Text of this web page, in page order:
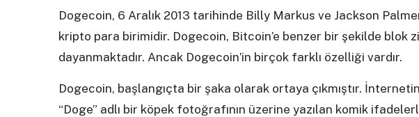
Dogecoin, 6 Aralık 2013 tarihinde Billy Markus ve Jackson
kripto para birimidir. Dogecoin, Bitcoin’e benzer bir şekilde blok
dayanmaktadır. Ancak Dogecoin’in birçok farklı özelliği vardır.
Dogecoin, başlangıçta bir şaka olarak ortaya çıkmıştır.
“Doge” adlı bir köpek fotoğrafının üzerine yazılan komik